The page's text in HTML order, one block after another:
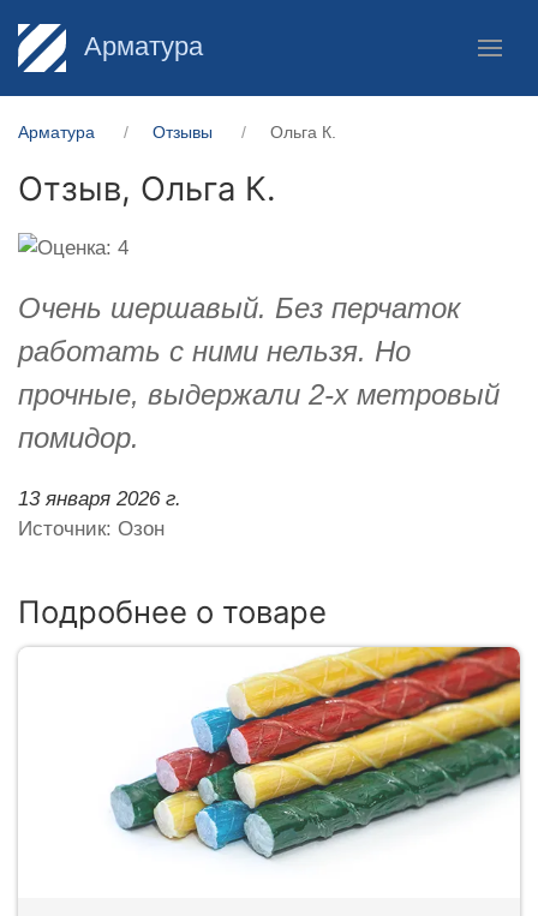
Арматура
Арматура Отзывы Ольга К.
Отзыв, Ольга К.
Очень шершавый. Без перчаток
работать с ними нельзя. Но
прочные, выдержали 2-х метровый
помидор.
13 января 2026 г.
Источник: Озон
Подробнее о товаре